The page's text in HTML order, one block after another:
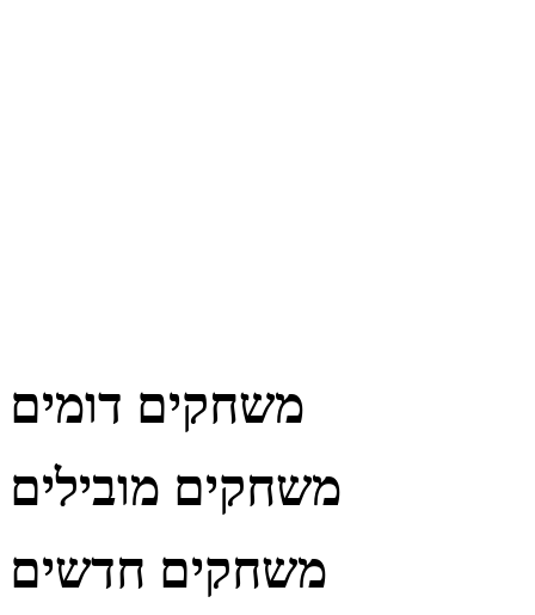
משחקים דומים
משחקים מובילים
משחקים חדשים